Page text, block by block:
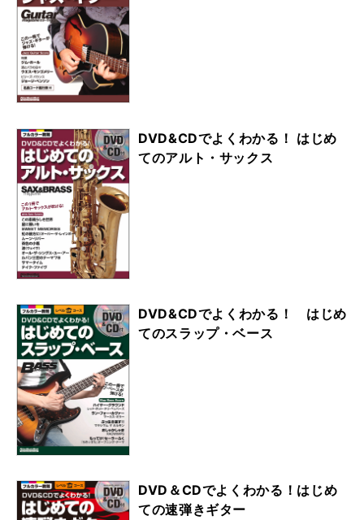
DVD&CDでよくわかる！ はじめ
てのアルト・サックス
DVD&CDでよくわかる！ はじめ
てのスラップ・ベース
DVD＆CDでよくわかる！はじめ
ての速弾きギター